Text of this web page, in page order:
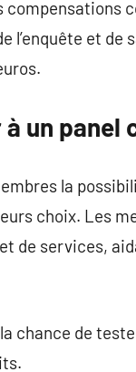
l’enquête et
un panel
la
choix. Les
de services,
chance de